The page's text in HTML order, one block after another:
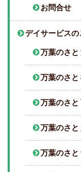
お問合せ
デイサービスの
万葉のさと
万葉のさと
万葉のさと
万葉のさと
万葉のさと